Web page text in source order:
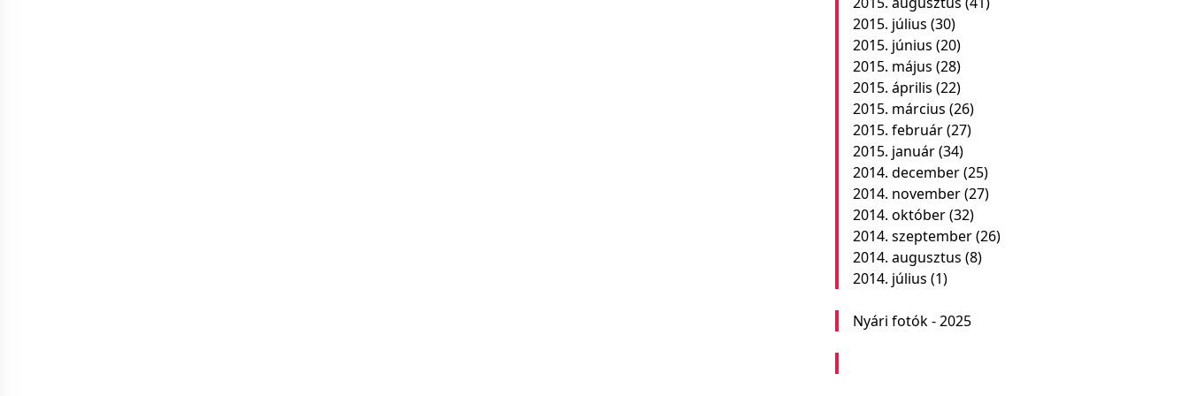
2015. július (30)
2015. június (20)
2015. május (28)
2015. április (22)
2015. március (26)
2015. február(27)
2015. január(34)
2014. december(25)
2014. november(27)
2014. október(32)
2014. szeptember(26)
2014. augusztus (8)
2014. július (1)
Nyári fotók - 2025